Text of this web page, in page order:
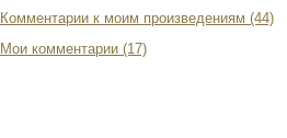
Комментарии к моим произведениям (44)
Мои комментарии (17)